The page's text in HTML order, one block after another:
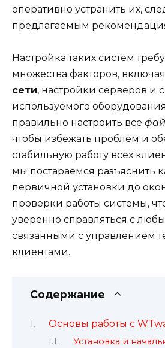
оперативно устранить их,
предлагаемым
Настройка таких систем
множества факторов, включая
сети, настройки серверов и
используемого
правильно настроить все
чтобы избежать проблем и
стабильную работу всех
мы постараемся разъяснить
первичной установки до
проверки работы системы,
уверенно справляться с
связанными с управлением
клиентами.
Содержание
Основы работы с
Установка и